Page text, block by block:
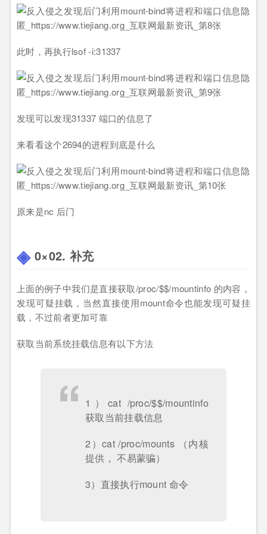
此时，再执行lsof -i:31337
发现可以发现31337 端口的信息了
来看看这个2694的进程到底是什么
原来是nc 后门
0×02. 补充
上面的例子中我们是直接获取/proc/$$/mountinfo 的内容，
发现可疑挂载，当然直接使用mount命令也能发现可疑挂
载，不过前者更加可靠
获取当前系统挂载信息有以下方法
1）cat /proc/$$/mountinfo
获取当前挂载信息
2）cat /proc/mounts （内核
提供， 不易蒙骗）
3）直接执行mount 命令